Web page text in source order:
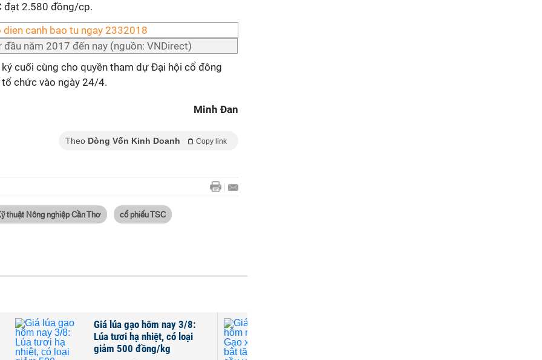
đạt 2.580 đồng/cp.
đầu năm 2017 đến nay (nguồn: VNDirect)
cuối cùng cho quyền tham dự Đại hội cổ đông
chức vào ngày 24/4.
Minh Đan
Theo Dòng Vốn Kinh Doanh Copy link
thuật Nông nghiệp Cần Thơ cổ phiếu TSC
Giá lúa gạo hôm nay 3/8:
Lúa tươi hạ nhiệt, có loại
giảm 500 đồng/kg